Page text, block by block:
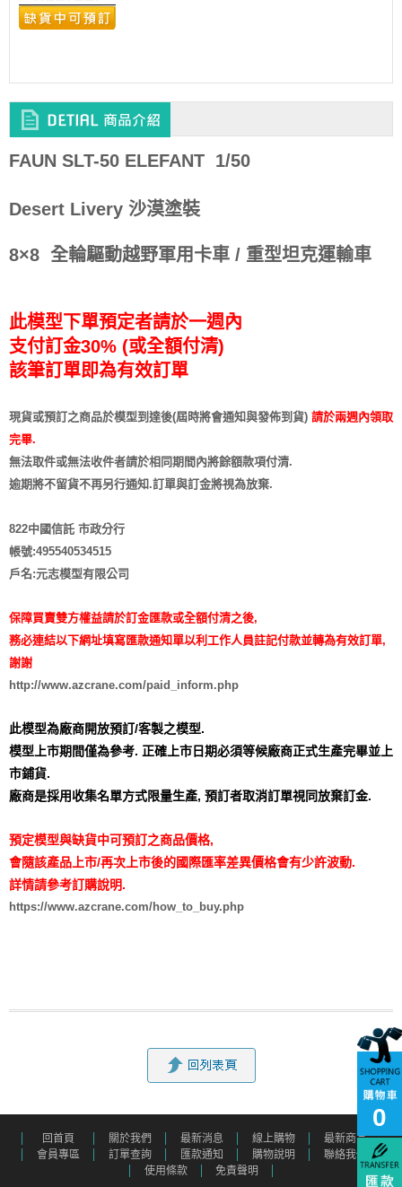
FAUN SLT-50 ELEFANT 1/50
Desert Livery 沙漠塗裝​
8×8 全輪驅動越野軍用卡車 / 重型坦克運輸車
此模型下單預定者請於一週內
支付訂金30% (或全額付清)
該筆訂單即為有效訂單
現貨或預訂之商品於模型到達後(屆時將會通知與發佈到貨) 請於兩週內領取
完畢.
無法取件或無法收件者請於相同期間內將餘額款項付清.
逾期將不留貨不再另行通知.訂單與訂金將視為放棄.
822中國信託 市政分行
帳號:495540534515
戶名:元志模型有限公司
保障買賣雙方權益請於訂金匯款或全額付清之後,
務必連結以下網址填寫匯款通知單以利工作人員註記付款並轉為有效訂單,
謝謝
http://www.azcrane.com/paid_inform.php
此模型為廠商開放預訂/客製之模型.
模型上市期間僅為參考. 正確上市日期必須等候廠商正式生產完畢並上
市鋪貨.
廠商是採用收集名單方式限量生產, 預訂者取消訂單視同放棄訂金.
預定模型與缺貨中可預訂之商品價格,
會隨該產品上市/再次上市後的國際匯率差異價格會有少許波動.
詳情請參考訂購說明.
https://www.azcrane.com/how_to_buy.php
回首頁 關於我們 最新消息 線上購物
最新商品
會員專區
訂單查詢 匯款通知 購物說明
聯絡我們
使用條款
免責聲明
0